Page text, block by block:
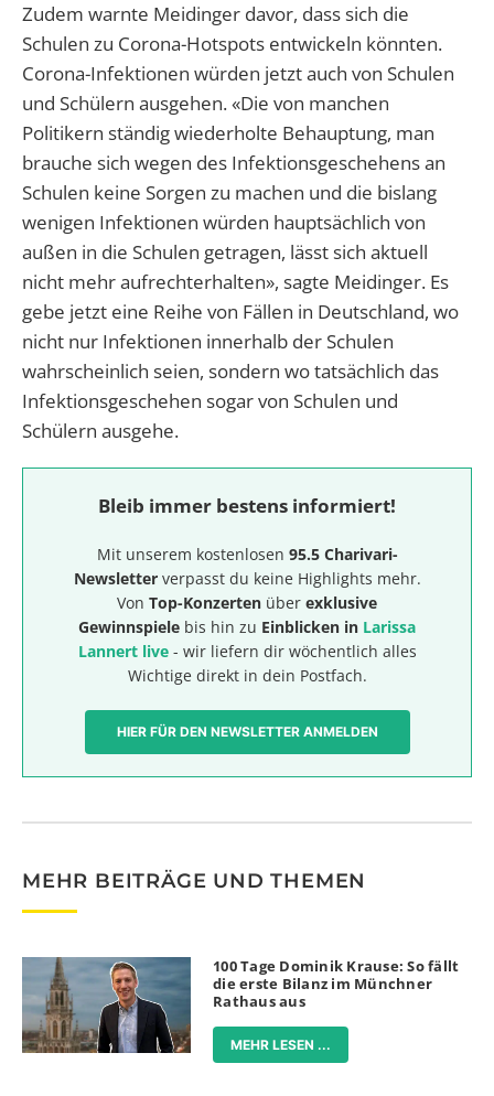
Zudem warnte Meidinger davor, dass sich die
Schulen zu Corona-Hotspots entwickeln könnten.
Corona-Infektionen würden jetzt auch von Schulen
und Schülern ausgehen. «Die von manchen
Politikern ständig wiederholte Behauptung, man
brauche sich wegen des Infektionsgeschehens an
Schulen keine Sorgen zu machen und die bislang
wenigen Infektionen würden hauptsächlich von
außen in die Schulen getragen, lässt sich aktuell
nicht mehr aufrechterhalten», sagte Meidinger. Es
gebe jetzt eine Reihe von Fällen in Deutschland, wo
nicht nur Infektionen innerhalb der Schulen
wahrscheinlich seien, sondern wo tatsächlich das
Infektionsgeschehen sogar von Schulen und
Schülern ausgehe.
Bleib immer bestens informiert!
Mit unserem kostenlosen 95.5 Charivari-
Newsletterverpasst du keine Highlights mehr.
Von Top-Konzerten über exklusive
Gewinnspiele bis hin zu Einblicken in Larissa
Lannert live- wir liefern dir wöchentlich alles
Wichtige direkt in dein Postfach.
HIER FÜR DEN NEWSLETTER ANMELDEN
MEHR BEITRÄGE UND THEMEN
100 Tage Dominik Krause: So fällt
die erste Bilanz im Münchner
Rathaus aus
MEHR LESEN ...